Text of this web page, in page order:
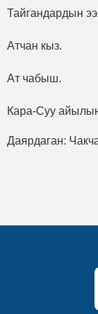
Тайгандардын
Атчан кыз.
Ат чабыш.
Кара-Суу
Даярдаган: